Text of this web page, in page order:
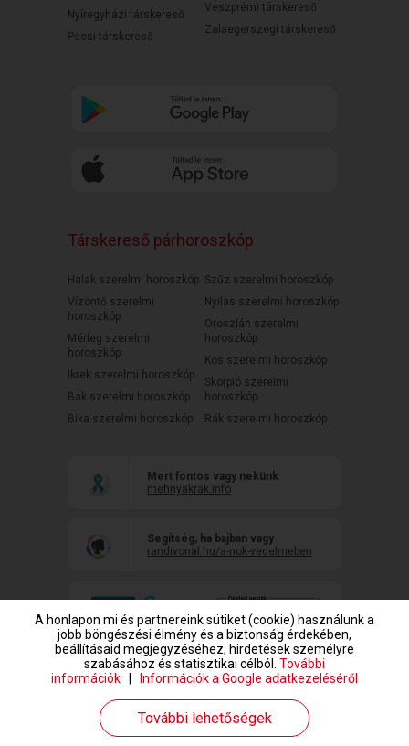
Nyíregyházi társkereső
Pécsi társkereső
Veszprémi társkereső
Zalaegerszegi társkereső
Társkereső párhoroszkóp
Halak szerelmi horoszkóp
Vízöntő szerelmi
horoszkóp
Mérleg szerelmi
horoszkóp
Ikrek szerelmi horoszkóp
Bak szerelmi horoszkóp
Bika szerelmi horoszkóp
Szűz szerelmi horoszkóp
Nyilas szerelmi horoszkóp
Oroszlán szerelmi
horoszkóp
Kos szerelmi horoszkóp
Skorpió szerelmi
horoszkóp
Rák szerelmi horoszkóp
Mert fontos vagy nekünk
mehnyakrak.info
Segítség, ha bajban vagy
randivonal.hu/a-nok-vedelmeben
www.randivonal.hu © Copyright 1999-2026 Dating Central Europe Zrt.
A honlapon mi és partnereink sütiket (cookie) használunk a
jobb böngészési élmény és a biztonság érdekében,
beállításaid megjegyzéséhez, hirdetések személyre
szabásához és statisztikai célból. További
információk
Információk a Google adatkezeléséről
További lehetőségek